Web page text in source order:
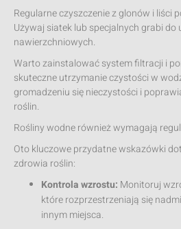
Regularne czyszczenie z glonów i liści
Używaj siatek lub specjalnych grabi
nawierzchniowych.
Warto zainstalować system filtracji i
skuteczne utrzymanie czystości w
gromadzeniu się nieczystości i
roślin.
Rośliny wodne również wymagają
Oto kluczowe przydatne wskazówki
zdrowia roślin:
Kontrola wzrostu: Monitoruj
które rozprzestrzeniają się
innym miejsca.